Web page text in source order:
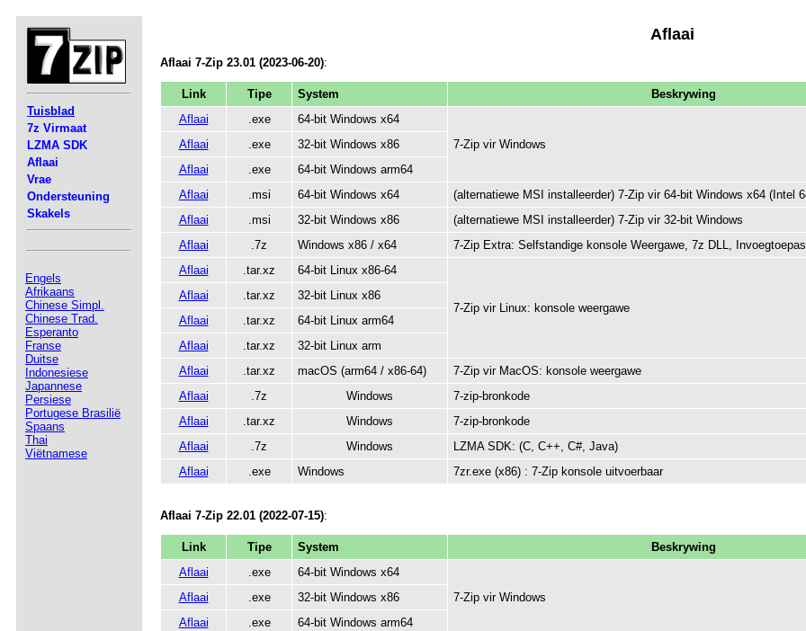
Tuisblad
7z Virmaat
LZMA SDK
Aflaai
Vrae
Ondersteuning
Skakels
Engels
Afrikaans
Chinese Simpl.
Chinese Trad.
Esperanto
Franse
Duitse
Indonesiese
Japannese
Persiese
Portugese Brasilië
Spaans
Thai
Viëtnamese
Aflaai
Aflaai 7-Zip 23.01 (2023-06-20):
Link Tipe System
Beskrywing
Aflaai
.exe
64-bit Windows x64
7-Zip vir Windows
Aflaai .exe
32-bit Windows x86
Aflaai
.exe
64-bit Windows arm64
Aflaai
.msi 64-bit Windows x64
(alternatiewe MSI installeerder) 7-Zip vir 64-bit Windows x64 (Intel
Aflaai
.msi 32-bit Windows x86
(alternatiewe MSI installeerder) 7-Zip vir 32-bit Windows
Aflaai
.7z Windows x86 / x64
7-Zip Extra: Selfstandige konsole Weergawe, 7z DLL,
Aflaai
.tar.xz 64-bit Linux x86-64
7-Zip vir Linux: konsole weergawe
Aflaai .tar.xz
32-bit Linux x86
Aflaai
.tar.xz
64-bit Linux arm64
Aflaai
.tar.xz
32-bit Linux arm
Aflaai
.tar.xz macOS (arm64 / x86-64)
7-Zip vir MacOS: konsole weergawe
Aflaai
.7z Windows
7-zip-bronkode
Aflaai
.tar.xz Windows
7-zip-bronkode
Aflaai
.7z Windows
LZMA SDK: (C, C++, C#, Java)
Aflaai
.exe Windows 7zr.exe (x86) : 7-Zip konsole uitvoerbaar
Aflaai 7-Zip 22.01 (2022-07-15):
Link Tipe System
Beskrywing
Aflaai
.exe
64-bit Windows x64
7-Zip vir Windows
Aflaai .exe
32-bit Windows x86
Aflaai
.exe
64-bit Windows arm64